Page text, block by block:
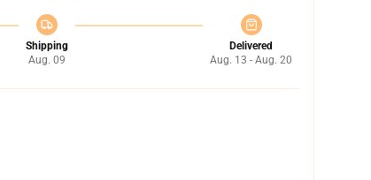
Shipping
Aug. 09
Delivered
Aug. 13 - Aug. 20